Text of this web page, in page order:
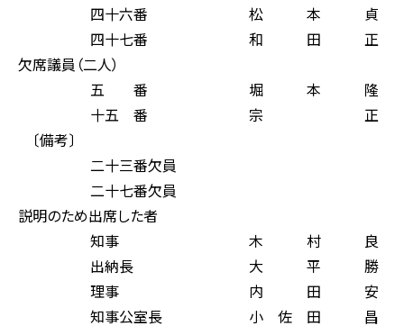
四十六番 松 本 貞
四十七番 和 田 正
欠席議員（二人）
五 番 堀 本 隆
十五 番 宗 正
〔備考〕
二十三番欠員
二十七番欠員
説明のため出席した者
知事 木 村 良
出納長 大 平 勝
理事 内 田 安
知事公室長 小 佐 田 昌